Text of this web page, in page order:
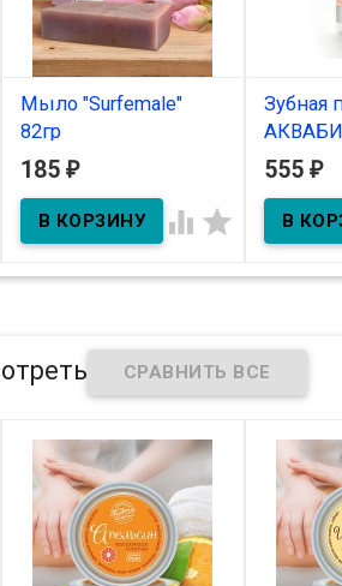
Мыло "Surfemale"
82гр
В наличии
по мотивам аромата
Davidoff - Cool Water.
185 ₽
 
Зубная
200 мл.
555 ₽